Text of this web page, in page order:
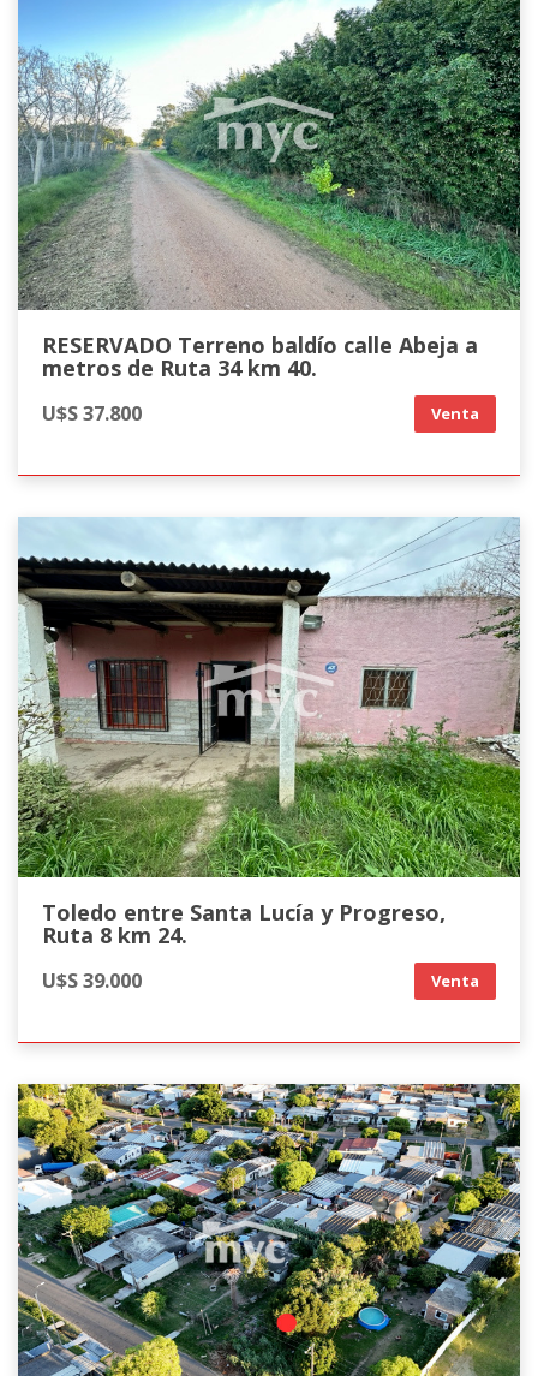
RESERVADO Terreno baldío calle Abeja a
metros de Ruta 34 km 40.
U$S 37.800 Venta
Toledo entre Santa Lucía y Progreso,
Ruta 8 km 24.
U$S 39.000 Venta